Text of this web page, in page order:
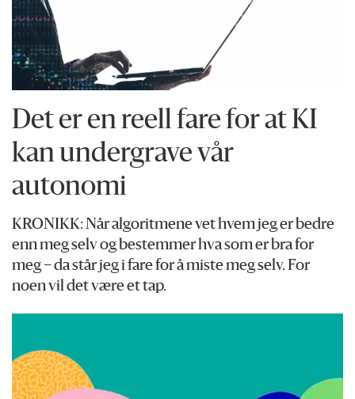
Det er en reell fare for at KI
kan undergrave vår
autonomi
KRONIKK: Når algoritmene vet hvem jeg er bedre
enn meg selv og bestemmer hva som er bra for
meg – da står jeg i fare for å miste meg selv. For
noen vil det være et tap.